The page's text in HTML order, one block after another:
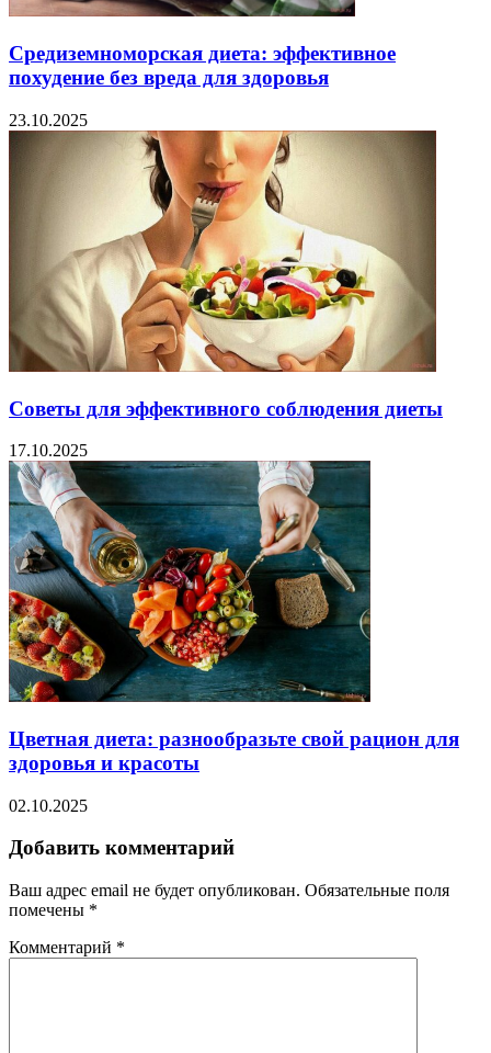
Средиземноморская диета: эффективное
похудение без вреда для здоровья
23.10.2025
Советы для эффективного соблюдения диеты
17.10.2025
Цветная диета: разнообразьте свой рацион для
здоровья и красоты
02.10.2025
Добавить комментарий
Ваш адрес email не будет опубликован. Обязательные поля
помечены *
Комментарий *